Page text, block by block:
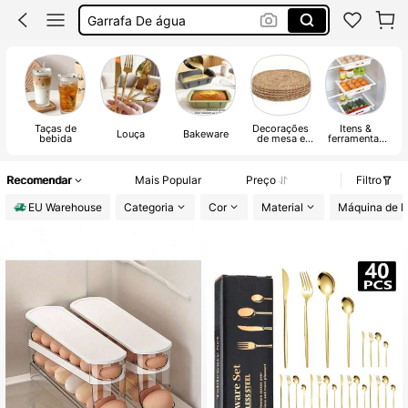
Garrafas De água
Cozinha
Taças de
bebida Louça Bakeware Decorações
de mesa e
Itens &
ferramentas
Recomendar Mais Popular Preço
Filtro
EU Warehouse
Categoria Cor Material Máquina de